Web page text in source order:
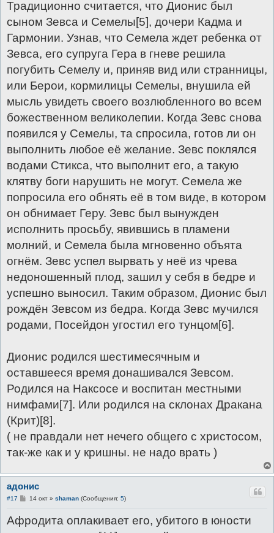
б
щ
е
н
и
е
Традиционно считается, что Дионис был
сыном Зевса и Семелы[5], дочери Кадма и
Гармонии. Узнав, что Семела ждет ребенка от
Зевса, его супруга Гера в гневе решила
погубить Семелу и, приняв вид или странницы,
или Берои, кормилицы Семелы, внушила ей
мысль увидеть своего возлюбленного во всем
божественном великолепии. Когда Зевс снова
появился у Семелы, та спросила, готов ли он
выполнить любое её желание. Зевс поклялся
водами Стикса, что выполнит его, а такую
клятву боги нарушить не могут. Семела же
попросила его обнять её в том виде, в котором
он обнимает Геру. Зевс был вынужден
исполнить просьбу, явившись в пламени
молний, и Семела была мгновенно объята
огнём. Зевс успел вырвать у неё из чрева
недоношенный плод, зашил у себя в бедре и
успешно выносил. Таким образом, Дионис был
рождён Зевсом из бедра. Когда Зевс мучился
родами, Посейдон угостил его тунцом[6].
Дионис родился шестимесячным и
оставшееся время донашивался Зевсом.
Родился на Наксосе и воспитан местными
нимфами[7]. Или родился на склонах Дракана
(Крит)[8].
( не правдали нет нечего общего с христосом,
так-же как и у кришны. не надо врать )
адонис
#17
С
б
14 окт» shaman(Сообщения: 5)
Афродита оплакивает его, убитого в юности